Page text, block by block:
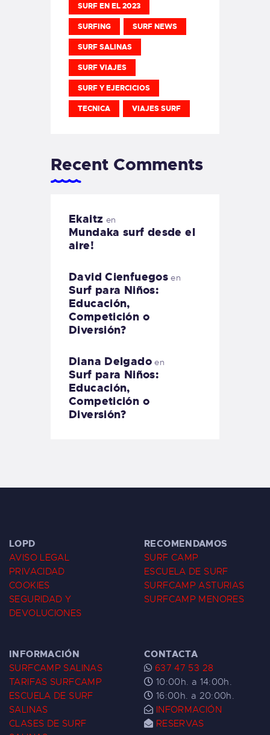
SURF EN EL 2023
SURFING SURF NEWS
SURF SALINAS
SURF VIAJES
SURF Y EJERCICIOS
TECNICA VIAJES SURF
Recent Comments
Ekaitz en
Mundaka surf desde el
aire!
David Cienfuegos en
Surf para Niños:
Educación,
Competición o
Diversión?
Diana Delgadoen
Surf para Niños:
Educación,
Competición o
Diversión?
LOPD
AVISO LEGAL
PRIVACIDAD
COOKIES
SEGURIDAD Y
DEVOLUCIONES
RECOMENDAMOS
SURF CAMP
ESCUELA DE SURF
SURFCAMP ASTURIAS
SURFCAMP MENORES
INFORMACIÓN
SURFCAMP SALINAS
TARIFAS SURFCAMP
ESCUELA DE SURF
SALINAS
CLASES DE SURF
CONTACTA
637 47 53 28
10:00h. a 14:00h.
16:00h. a 20:00h.
INFORMACIÓN
RESERVAS